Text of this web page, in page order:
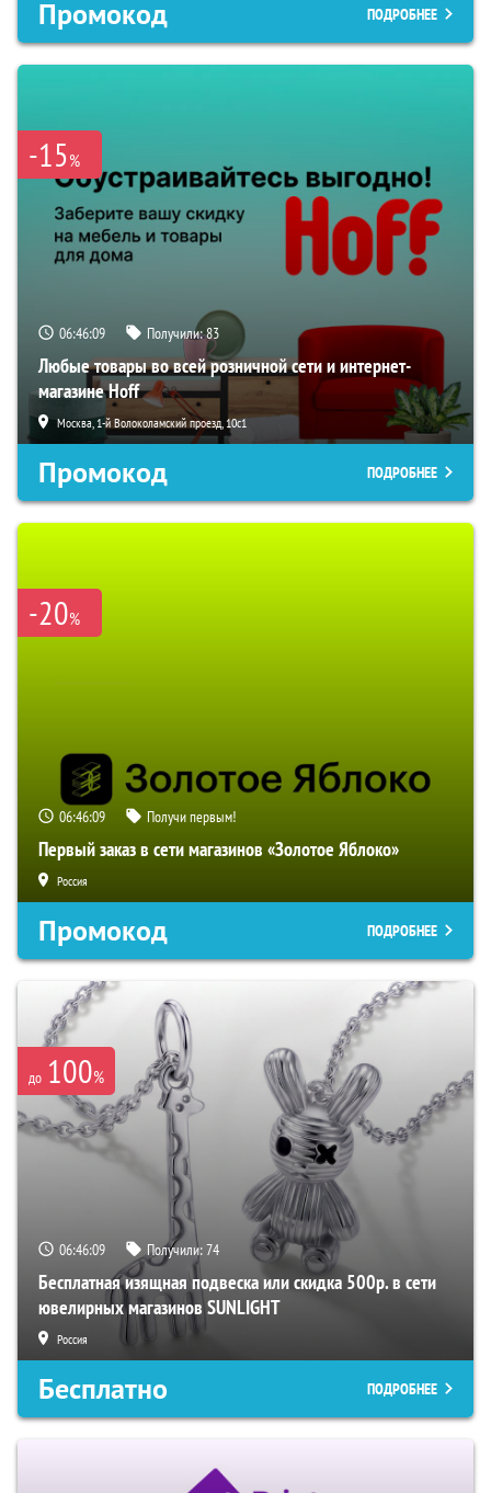
Промокод ПОДРОБНЕЕ
-15%
06:46:08 Получили:83
Любые товары во всей розничной сети и интернет-
магазине Hoff
Москва, 1-й Волоколамский проезд, 10с1
Промокод ПОДРОБНЕЕ
-20%
06:46:08 Получи первым!
Первый заказ в сети магазинов «Золотое Яблоко»
Россия
Промокод ПОДРОБНЕЕ
до 100%
06:46:08 Получили:74
Бесплатная изящная подвеска или скидка 500р. в сети
ювелирных магазинов SUNLIGHT
Россия
Бесплатно ПОДРОБНЕЕ